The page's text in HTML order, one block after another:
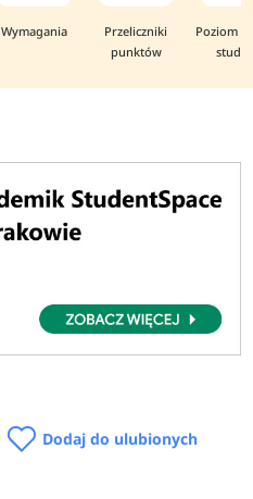
Wymagania
Przeliczniki
punktów
Poziom i
Dodaj do ulubionych